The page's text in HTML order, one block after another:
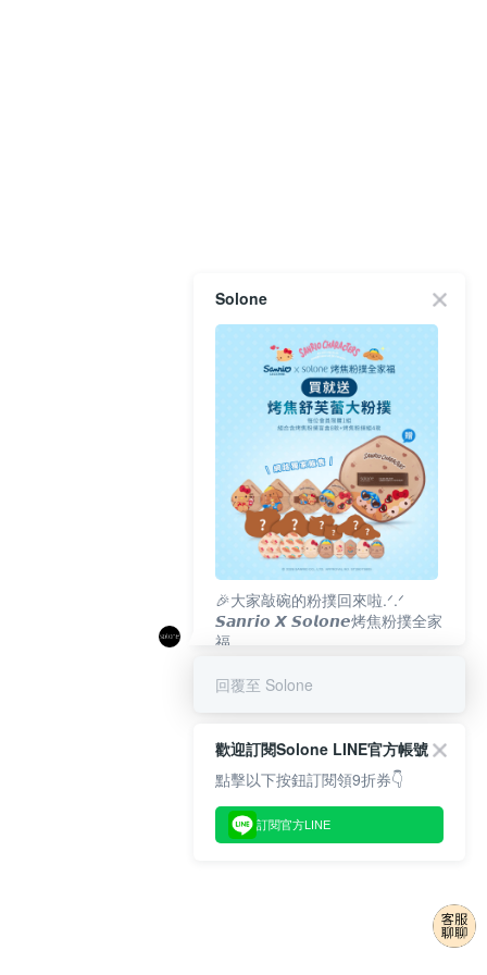
Solone
🎉大家敲碗的粉撲回來啦.ᐟ‪‪.ᐟ
𝙎𝙖𝙣𝙧𝙞𝙤 𝙓 𝙎𝙤𝙡𝙤𝙣𝙚烤焦粉撲全家
福
回覆至 Solone
歡迎訂閱Solone LINE官方帳號
點擊以下按鈕訂閱領9折券👇
訂閱官方LINE